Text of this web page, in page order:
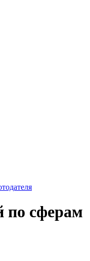
по сферам